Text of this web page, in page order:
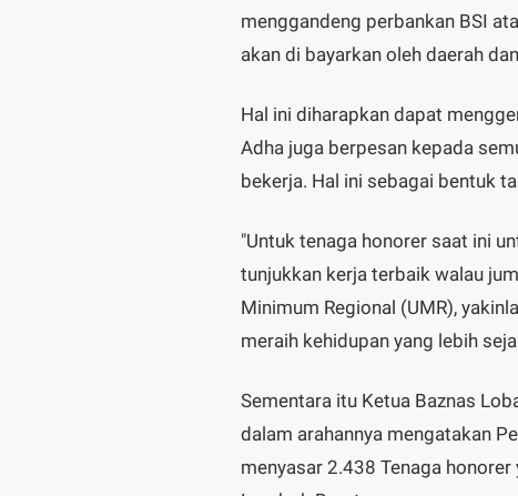
menggandeng perbankan BSI
akan di bayarkan oleh daerah
Hal ini diharapkan dapat
Adha juga berpesan kepada
bekerja. Hal ini sebagai bentuk
"Untuk tenaga honorer saat ini
tunjukkan kerja terbaik walau
Minimum Regional (UMR),
meraih kehidupan yang lebih
Sementara itu Ketua Baznas
dalam arahannya mengatakan
menyasar 2.438 Tenaga